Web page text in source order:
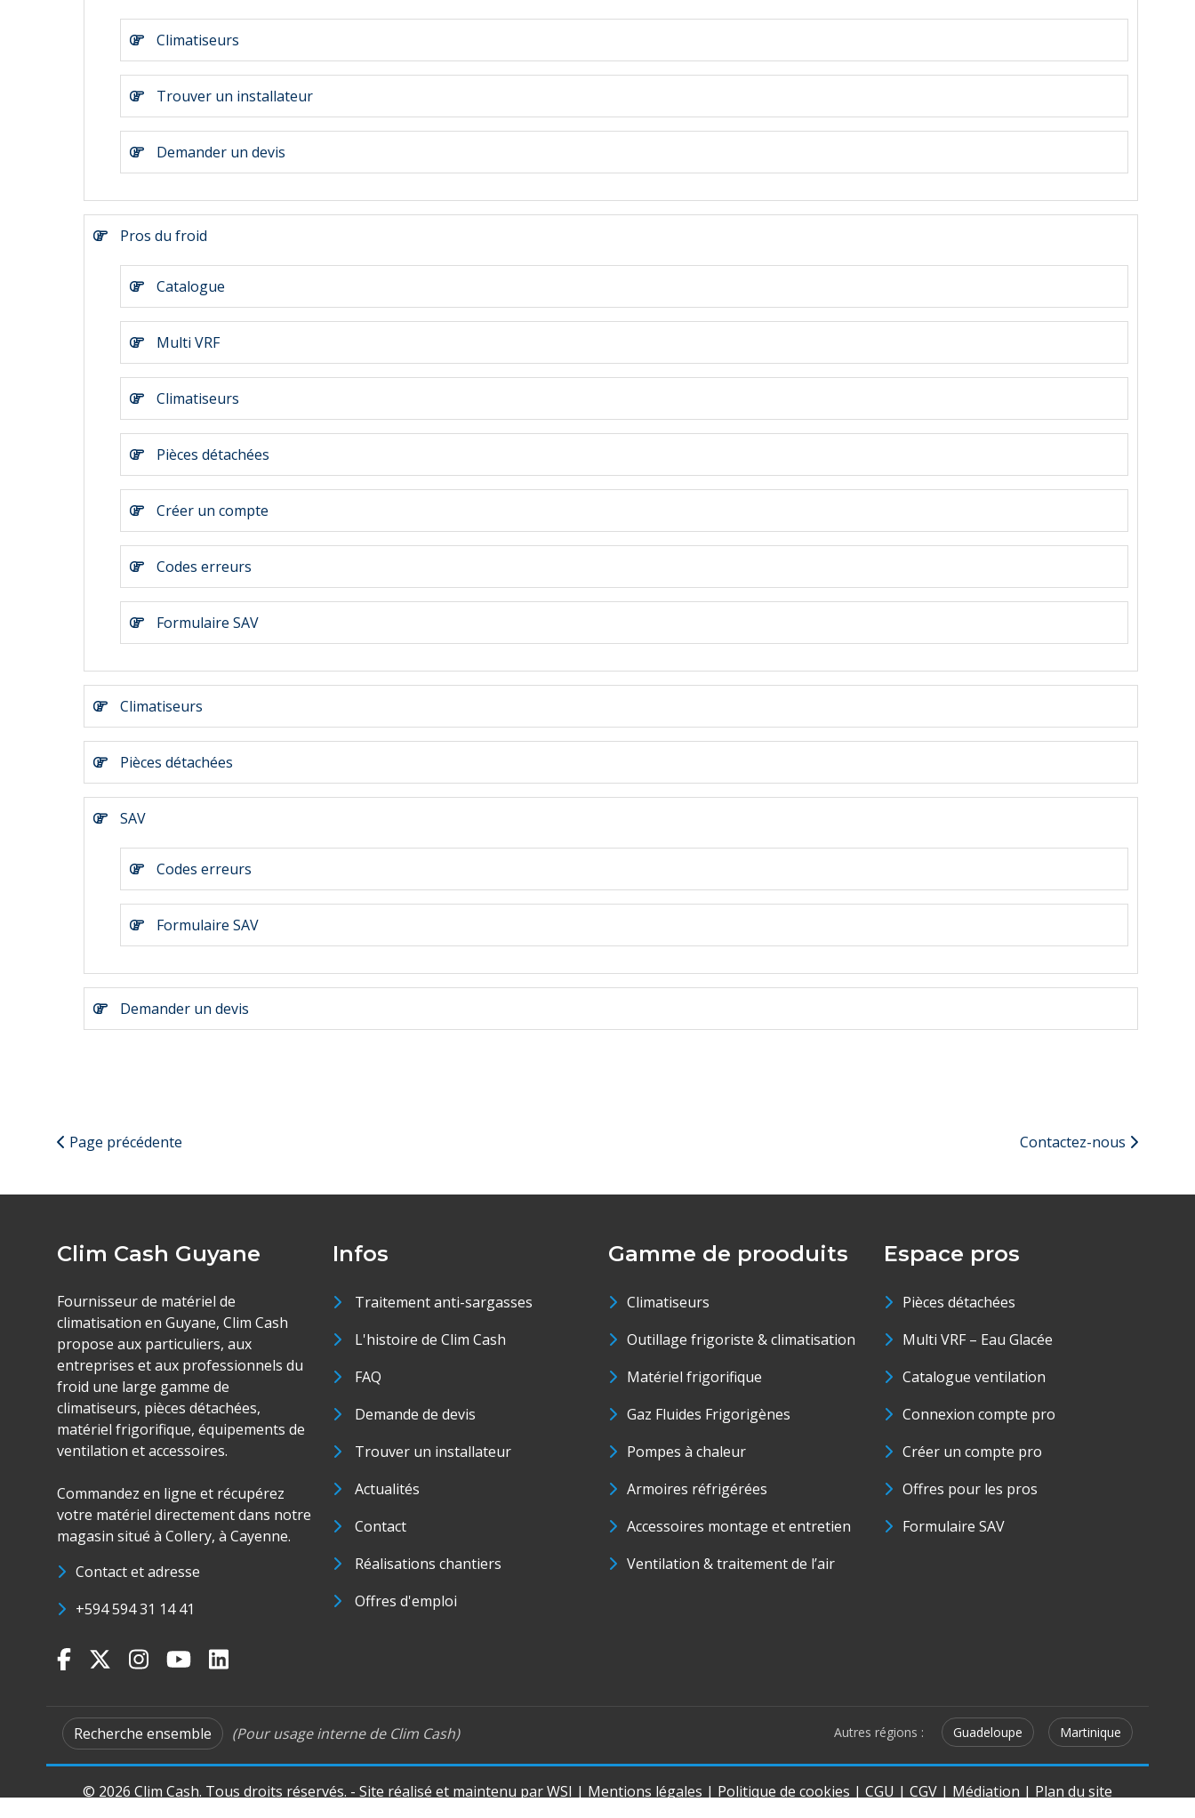
Climatiseurs
Trouver un installateur
Demander un devis
Pros du froid
Catalogue
Multi VRF
Climatiseurs
Pièces détachées
Créer un compte
Codes erreurs
Formulaire SAV
Climatiseurs
Pièces détachées
SAV
Codes erreurs
Formulaire SAV
Demander un devis
Page précédente Contactez-nous
Clim Cash Guyane
Fournisseur de matériel de
climatisation en Guyane, Clim Cash
propose aux particuliers, aux
entreprises et aux professionnels du
froid une large gamme de
climatiseurs, pièces détachées,
matériel frigorifique, équipements de
ventilation et accessoires.
Commandez en ligne et récupérez
votre matériel directement dans notre
magasin situé à Collery, à Cayenne.
Contact et adresse
+594 594 31 14 41
Infos
Traitement anti-sargasses
L'histoire de Clim Cash
FAQ
Demande de devis
Trouver un installateur
Actualités
Contact
Réalisations chantiers
Offres d'emploi
Gamme de prooduits
Climatiseurs
Outillage frigoriste & climatisation
Matériel frigorifique
Gaz Fluides Frigorigènes
Pompes à chaleur
Armoires réfrigérées
Accessoires montage et entretien
Ventilation & traitement de l’air
Espace pros
Pièces détachées
Multi VRF – Eau Glacée
Catalogue ventilation
Connexion compte pro
Créer un compte pro
Offres pour les pros
Formulaire SAV
Recherche ensemble (Pour usage interne de Clim Cash) Autres régions : Guadeloupe Martinique
© 2026 Clim Cash. Tous droits réservés. - Site réalisé et maintenu parWSI | Mentions légales | Politique de cookies | CGU | CGV | Médiation | Plan du site